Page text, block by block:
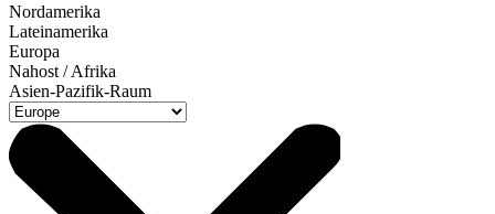
Nordamerika
Lateinamerika
Europa
Nahost / Afrika
Asien-Pazifik-Raum